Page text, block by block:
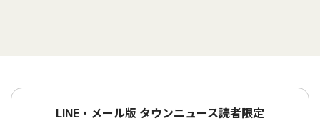
LINE・メール版 タウンニュース読者限定